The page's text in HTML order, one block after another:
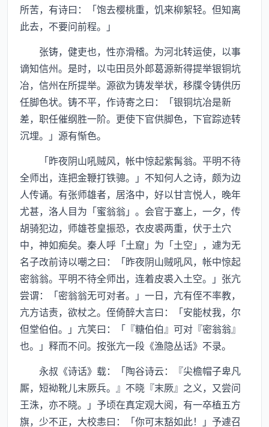
所苦，有诗曰：「饱去樱桃重，饥来柳絮轻。但知离
此去，不要问前程。」
张铸，健吏也，性亦滑稽。为河北转运使，以事
谪知信州。是时，以屯田员外郎葛源新得提举银铜坑
冶，信州在所提举。源欲为铸发举状，移牒令铸供历
任脚色状。铸不平，作诗寄之曰：「银铜坑冶是新
差，职任催纲胜一阶。更使下官供脚色，下官踪迹转
沉埋。」源有惭色。
「昨夜阴山吼贼风，帐中惊起紫髯翁。平明不待
全师出，连把金鞭打铁骢。」不知何人之诗，颇为边
人传诵。有张师雄者，居洛中，好以甘言悦人，晚年
尤甚，洛人目为「蜜翁翁」。会官于塞上，一夕，传
胡骑犯边，师雄苍皇振恐，衣皮裘两重，伏于土穴
中，神如痴矣。秦人呼「土窟」为「土空」，遽为无
名子改前诗以嘲之曰：「昨夜阴山贼吼风，帐中惊起
密翁翁。平明不待全师出，连着皮裘入土空。」张亢
尝谓：「密翁翁无可对者。」一日，亢有侄不率教，
亢方诘责，欲杖之。侄倚醉大言曰：「安能杖我，尔
但堂伯伯。」亢笑曰：「『糖伯伯』可对『密翁翁』
也。」释而不问。按张亢一段《渔隐丛话》不录。
永叔《诗话》载：「陶谷诗云：『尖檐帽子卑凡
厮，短袎靴儿末厥兵。』不晓『末厥』之义，又尝问
王洙，亦不晓。」予顷在真定观大阅，有一卒植五方
旗，少不正，大校恚曰：「你可末豁如此！」予遽召